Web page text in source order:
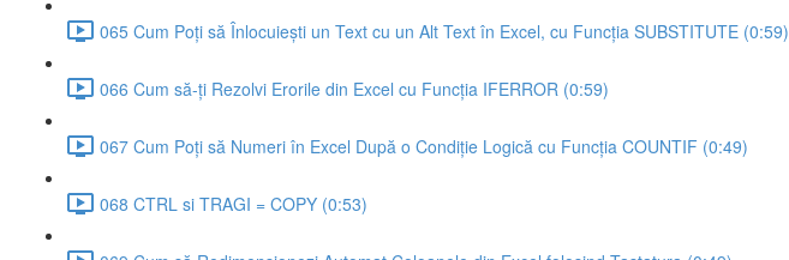
065 Cum Poți să Înlocuiești un Text cu un Alt Text în Excel, cu Funcția SUBSTITUTE (0:59)
066 Cum să-ți Rezolvi Erorile din Excel cu Funcția IFERROR (0:59)
067 Cum Poți să Numeri în Excel După o Condiție Logică cu Funcția COUNTIF (0:49)
068 CTRL si TRAGI = COPY (0:53)